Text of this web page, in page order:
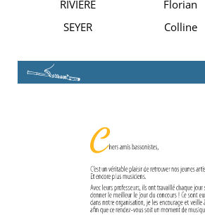
RIVIERE
Florian
SEYER
Colline